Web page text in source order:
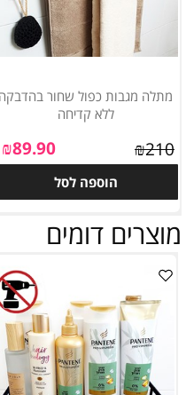
מתלה מגבות כפול שחור בהדבקה
ללא קדיחה
₪210
₪89.90
הוספה לסל
מוצרים דומים